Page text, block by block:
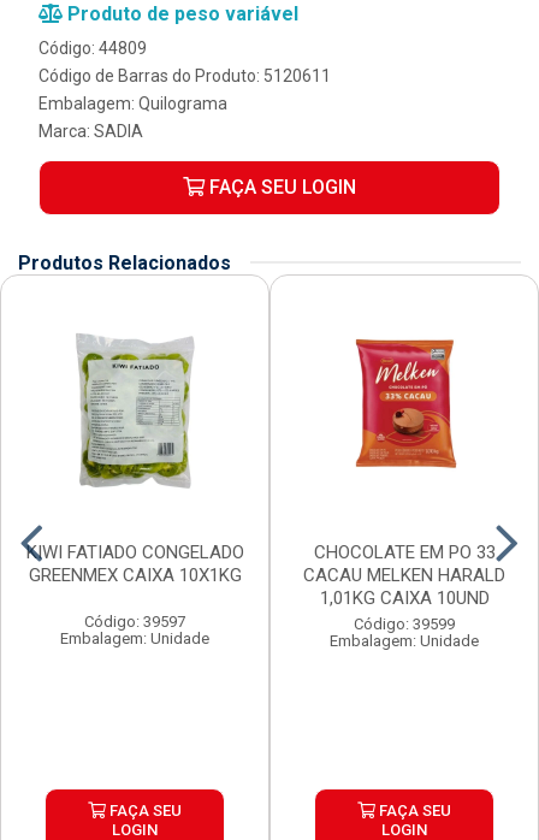
Produto de peso variável
Código: 44809
Código de Barras do Produto: 5120611
Embalagem: Quilograma
Marca: SADIA
FAÇA SEU LOGIN
Produtos Relacionados
KIWI FATIADO CONGELADO
GREENMEX CAIXA 10X1KG
Código: 39597
Embalagem: Unidade
FAÇA SEU
LOGIN
CHOCOLATE EM PO 33
CACAU MELKEN HARALD
1,01KG CAIXA 10UND
Código: 39599
Embalagem: Unidade
FAÇA SEU
LOGIN